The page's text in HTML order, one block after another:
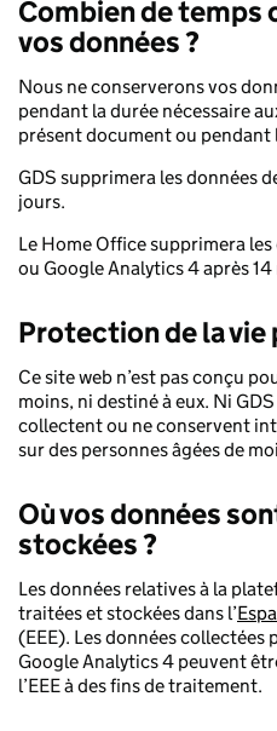
Combien de temps
vos données ?
Nous ne conserverons vos
pendant la durée nécessaire
présent document ou pendant
GDS supprimera les données
jours.
Le Home Office supprimera
ou Google Analytics 4 après 14
Protection de la vie
Ce site web n’est pas conçu
moins, ni destiné à eux. Ni
collectent ou ne conservent
sur des personnes âgées de
Où vos données
stockées ?
Les données relatives à la
traitées et stockées dans l’
(EEE). Les données collectées
Google Analytics 4 peuvent
l’EEE à des fins de traitement.